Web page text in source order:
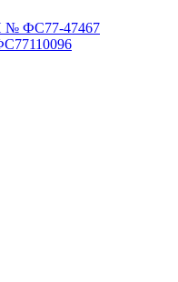
№ ФС77-47467